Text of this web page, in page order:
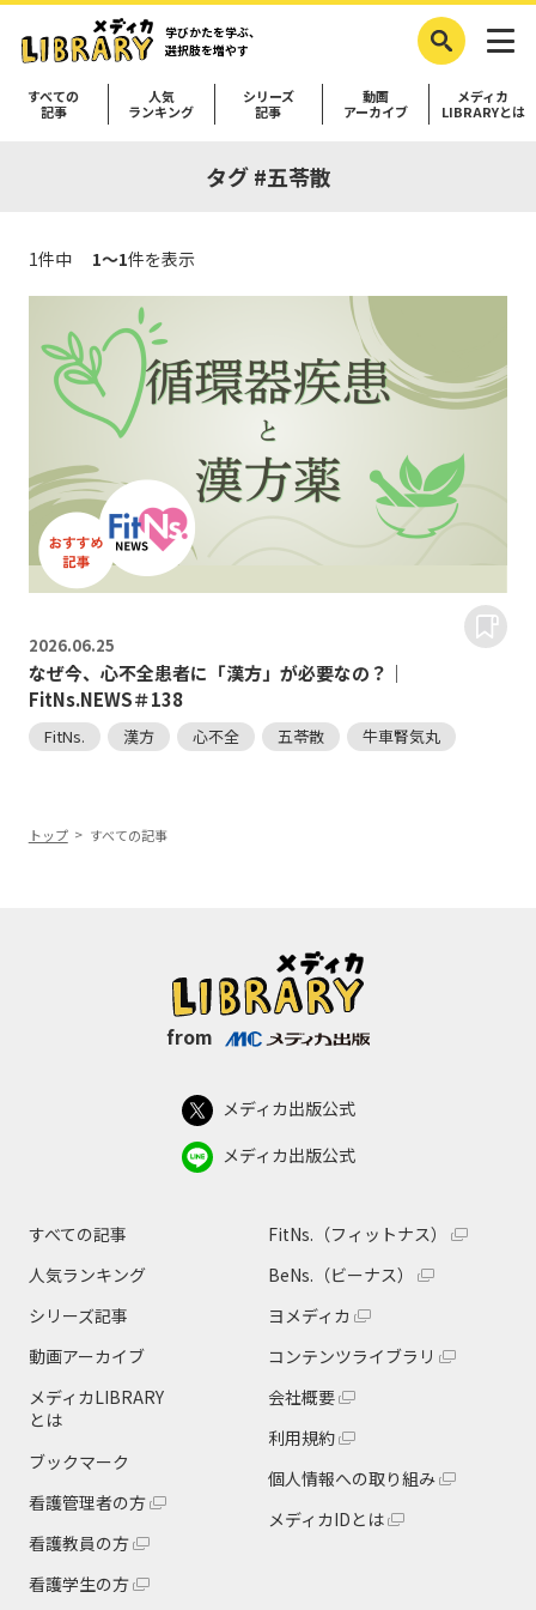
学びかたを学ぶ、
選択肢を増やす
すべての
記事
人気
ランキング
シリーズ
記事
動画
アーカイブ
メディカ
LIBRARYとは
タグ #五苓散
1件中 1～1件を表示
2026.06.25
なぜ今、心不全患者に「漢方」が必要なの？｜
FitNs.NEWS＃138
FitNs. 漢方 心不全 五苓散 牛車腎気丸
トップ すべての記事
from
メディカ出版公式
メディカ出版公式
すべての記事
人気ランキング
シリーズ記事
動画アーカイブ
メディカLIBRARY
とは
ブックマーク
看護管理者の方
看護教員の方
看護学生の方
FitNs.（フィットナス）
BeNs.（ビーナス）
ヨメディカ
コンテンツライブラリ
会社概要
利用規約
個人情報への取り組み
メディカIDとは